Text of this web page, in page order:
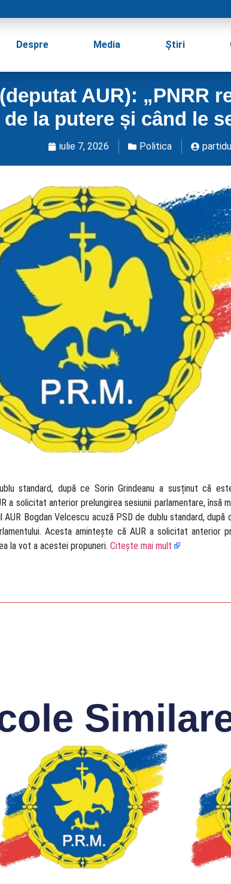
Despre Media Știri
AUR): „PNRR
la putere și când le
iulie 7, 2026 Politica
standard, după ce Sorin Grindeanu a susținut că
a solicitat anterior prelungirea sesiunii parlamentare, însă
Bogdan Velcescu acuză PSD de dublu standard,
Acesta amintește că AUR a solicitat anterior
la vot a acestei propuneri. Citește mai mult